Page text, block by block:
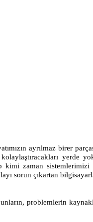
ayrılmaz birer
yerde
kimi zaman
sorun çıkartan
problemlerin